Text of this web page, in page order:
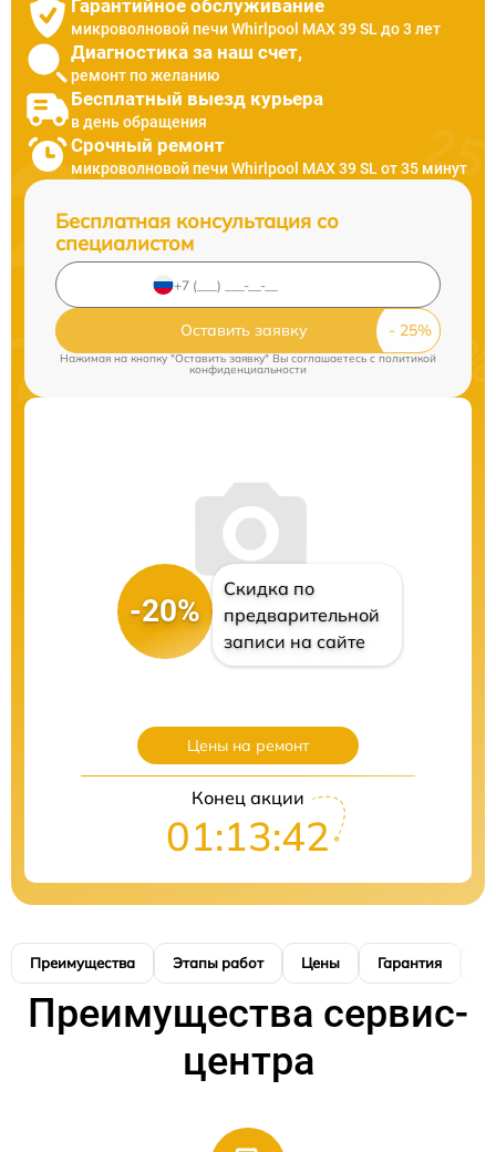
Гарантийное обслуживание
микроволновой печи Whirlpool MAX 39 SL до 3 лет
Диагностика за наш счет,
ремонт по желанию
Бесплатный выезд курьера
в день обращения
Срочный ремонт
микроволновой печи Whirlpool MAX 39 SL от 35 минут
Бесплатная консультация со
специалистом
Оставить заявку
Нажимая на кнопку "Оставить заявку" Вы соглашаетесь c политикой
конфиденциальности
-20%
Скидка по
предварительной
записи на сайте
Цены на ремонт
Конец акции
01:13:41
Преимущества Этапы работ Цены Гарантия
Преимущества сервис-
центра